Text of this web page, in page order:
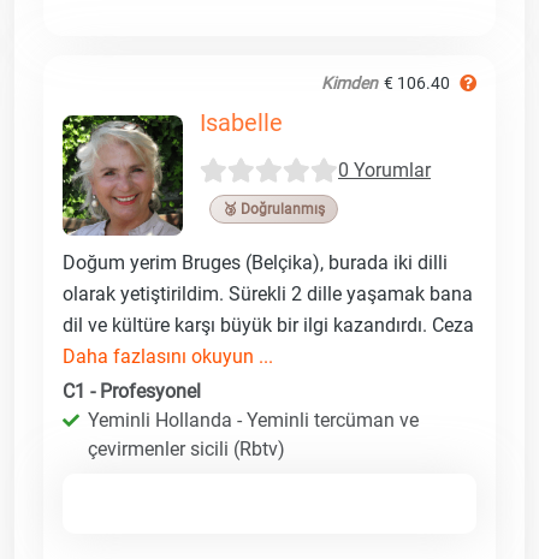
Kimden € 106.40
Isabelle
0 Yorumlar
🥉 Doğrulanmış
Doğum yerim Bruges (Belçika), burada iki dilli
olarak yetiştirildim. Sürekli 2 dille yaşamak bana
dil ve kültüre karşı büyük bir ilgi kazandırdı. Ceza
Daha fazlasını okuyun ...
C1 - Profesyonel
Yeminli Hollanda - Yeminli tercüman ve
çevirmenler sicili (Rbtv)